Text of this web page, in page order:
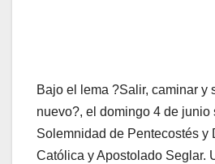
Bajo el lema ?Salir, caminar y
nuevo?, el domingo 4 de junio
Solemnidad de Pentecostés y
Católica y Apostolado Seglar.